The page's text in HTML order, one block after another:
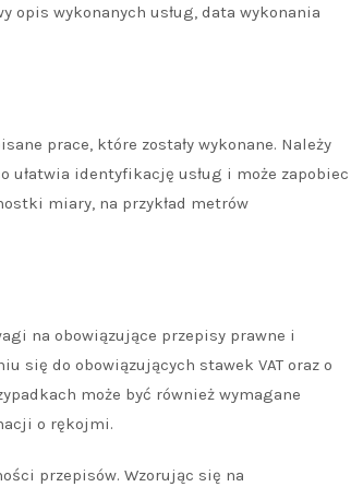
opis wykonanych usług, data wykonania
prace, które zostały wykonane. Należy
ułatwia identyfikację usług i może zapobiec
miary, na przykład metrów
na obowiązujące przepisy prawne i
się do obowiązujących stawek VAT oraz o
może być również wymagane
o rękojmi.
przepisów. Wzorując się na